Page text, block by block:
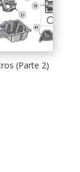
(Parte 2)